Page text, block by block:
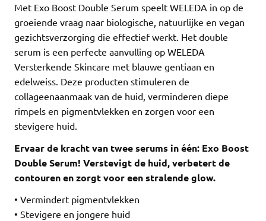
Met Exo Boost Double Serum speelt WELEDA in op de
groeiende vraag naar biologische, natuurlijke en vegan
gezichtsverzorging die effectief werkt. Het double
serum is een perfecte aanvulling op WELEDA
Versterkende Skincare met blauwe gentiaan en
edelweiss. Deze producten stimuleren de
collageenaanmaak van de huid, verminderen diepe
rimpels en pigmentvlekken en zorgen voor een
stevigere huid.
Ervaar de kracht van twee serums in één: Exo Boost
Double Serum! Verstevigt de huid, verbetert de
contouren en zorgt voor een stralende glow.
• Vermindert pigmentvlekken
• Stevigere en jongere huid